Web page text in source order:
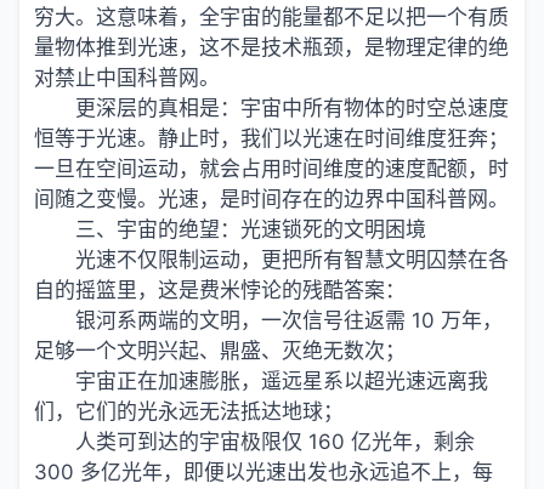
穷大。这意味着，全宇宙的能量都不足以把一个有质
量物体推到光速，这不是技术瓶颈，是物理定律的绝
对禁止中国科普网。
更深层的真相是：宇宙中所有物体的时空总速度
恒等于光速。静止时，我们以光速在时间维度狂奔；
一旦在空间运动，就会占用时间维度的速度配额，时
间随之变慢。光速，是时间存在的边界中国科普网。
三、宇宙的绝望：光速锁死的文明困境
光速不仅限制运动，更把所有智慧文明囚禁在各
自的摇篮里，这是费米悖论的残酷答案：
银河系两端的文明，一次信号往返需 10 万年，
足够一个文明兴起、鼎盛、灭绝无数次；
宇宙正在加速膨胀，遥远星系以超光速远离我
们，它们的光永远无法抵达地球；
人类可到达的宇宙极限仅 160 亿光年，剩余
300 多亿光年，即便以光速出发也永远追不上，每